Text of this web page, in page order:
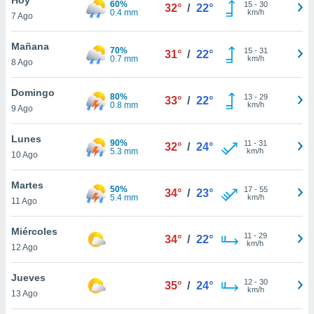
y
en
más
de
7 Ago
60%
0.4 mm
32° / 22° 15- 30
km/h
Mañana
8 Ago
70%
0.7 mm
31° / 22° 15- 31
km/h
Domingo
9 Ago
80%
0.8 mm
33° / 22° 13- 29
km/h
Lunes
10 Ago
90%
5.3 mm
32° / 24° 11 - 31
km/h
Martes
11 Ago
50%
5.4 mm
34° / 23° 17- 55
km/h
Miércoles
12 Ago
34° / 22° 11 - 29
km/h
Jueves
13 Ago
35° / 24° 12- 30
km/h